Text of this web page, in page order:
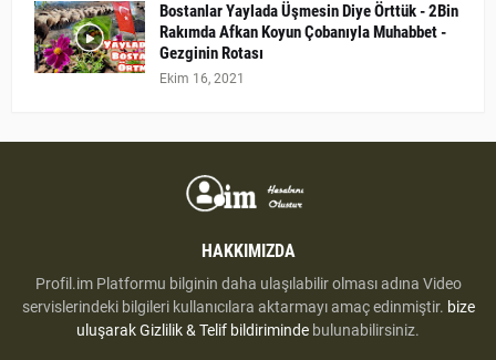
Bostanlar Yaylada Üşmesin Diye Örttük - 2Bin
Rakımda Afkan Koyun Çobanıyla Muhabbet -
Gezginin Rotası
Ekim 16, 2021
HAKKIMIZDA
Profil.im Platformu bilginin daha ulaşılabilir olması adına Video
servislerindeki bilgileri kullanıcılara aktarmayı amaç edinmiştir. bize
uluşarakGizlilik & Telif bildiriminde bulunabilirsiniz.